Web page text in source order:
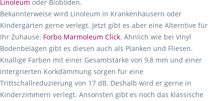
Linoleum oder Bioböden.
Bekannterweise wird Linoleum in Krankenhäusern oder
Kindergärten gerne verlegt. Jetzt gibt es aber eine Alterntive für
Ihr Zuhause: Forbo Marmoleum Click. Ähnlich wie bei Vinyl
Bodenbelägen gibt es diesen auch als Planken und Fliesen.
Knallige Farben mit einer Gesamtstärke von 9,8 mm und einer
intergrierten Korkdämmung sorgen für eine
Trittschallreduzierung von 17 dB. Deshalb wird er gerne in
Kinderzimmern verlegt. Ansonsten gibt es noch das klassische